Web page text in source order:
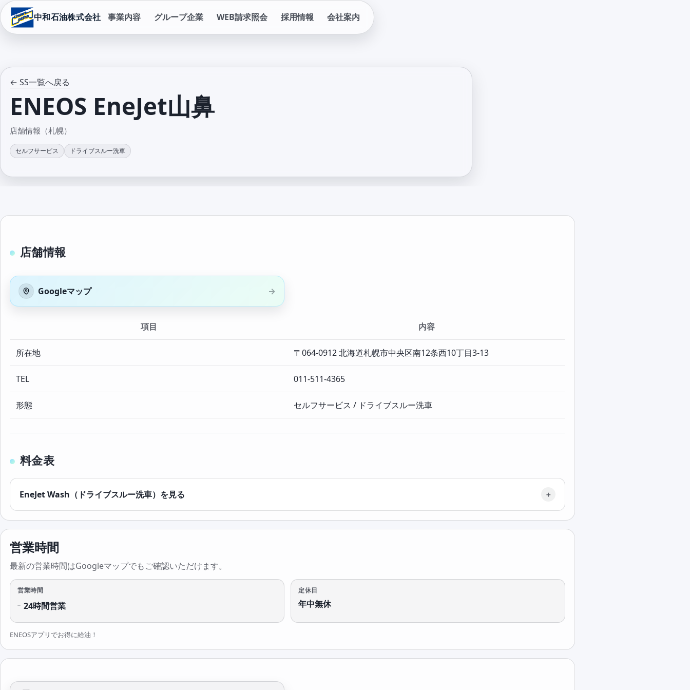
中和石油株式会社 事業内容 グループ企業 WEB請求照会 採用情報 会社案内
← SS一覧へ戻る
ENEOS EneJet山鼻
店舗情報（札幌）
セルフサービス ドライブスルー洗車
店舗情報
Googleマップ
項目 内容
所在地 〒064-0912 北海道札幌市中央区南12条西10丁目3-13
TEL 011-511-4365
形態 セルフサービス / ドライブスルー洗車
料金表
EneJet Wash（ドライブスルー洗車）を見る
営業時間
最新の営業時間はGoogleマップでもご確認いただけます。
営業時間
24時間営業
定休日
年中無休
ENEOSアプリでお得に給油！